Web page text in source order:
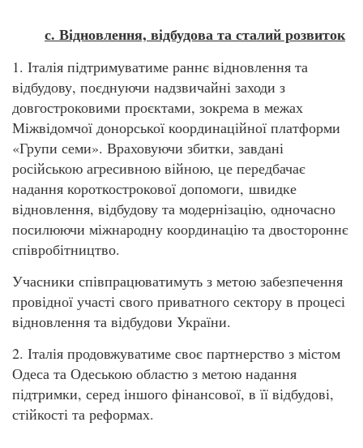
с. Відновлення, відбудова та сталий розвиток
1. Італія підтримуватиме раннє відновлення та
відбудову, поєднуючи надзвичайні заходи з
довгостроковими проєктами, зокрема в межах
Міжвідомчої донорської координаційної платформи
«Групи семи». Враховуючи збитки, завдані
російською агресивною війною, це передбачає
надання короткострокової допомоги, швидке
відновлення, відбудову та модернізацію, одночасно
посилюючи міжнародну координацію та двостороннє
співробітництво.
Учасники співпрацюватимуть з метою забезпечення
провідної участі свого приватного сектору в процесі
відновлення та відбудови України.
2. Італія продовжуватиме своє партнерство з містом
Одеса та Одеською областю з метою надання
підтримки, серед іншого фінансової, в її відбудові,
стійкості та реформах.